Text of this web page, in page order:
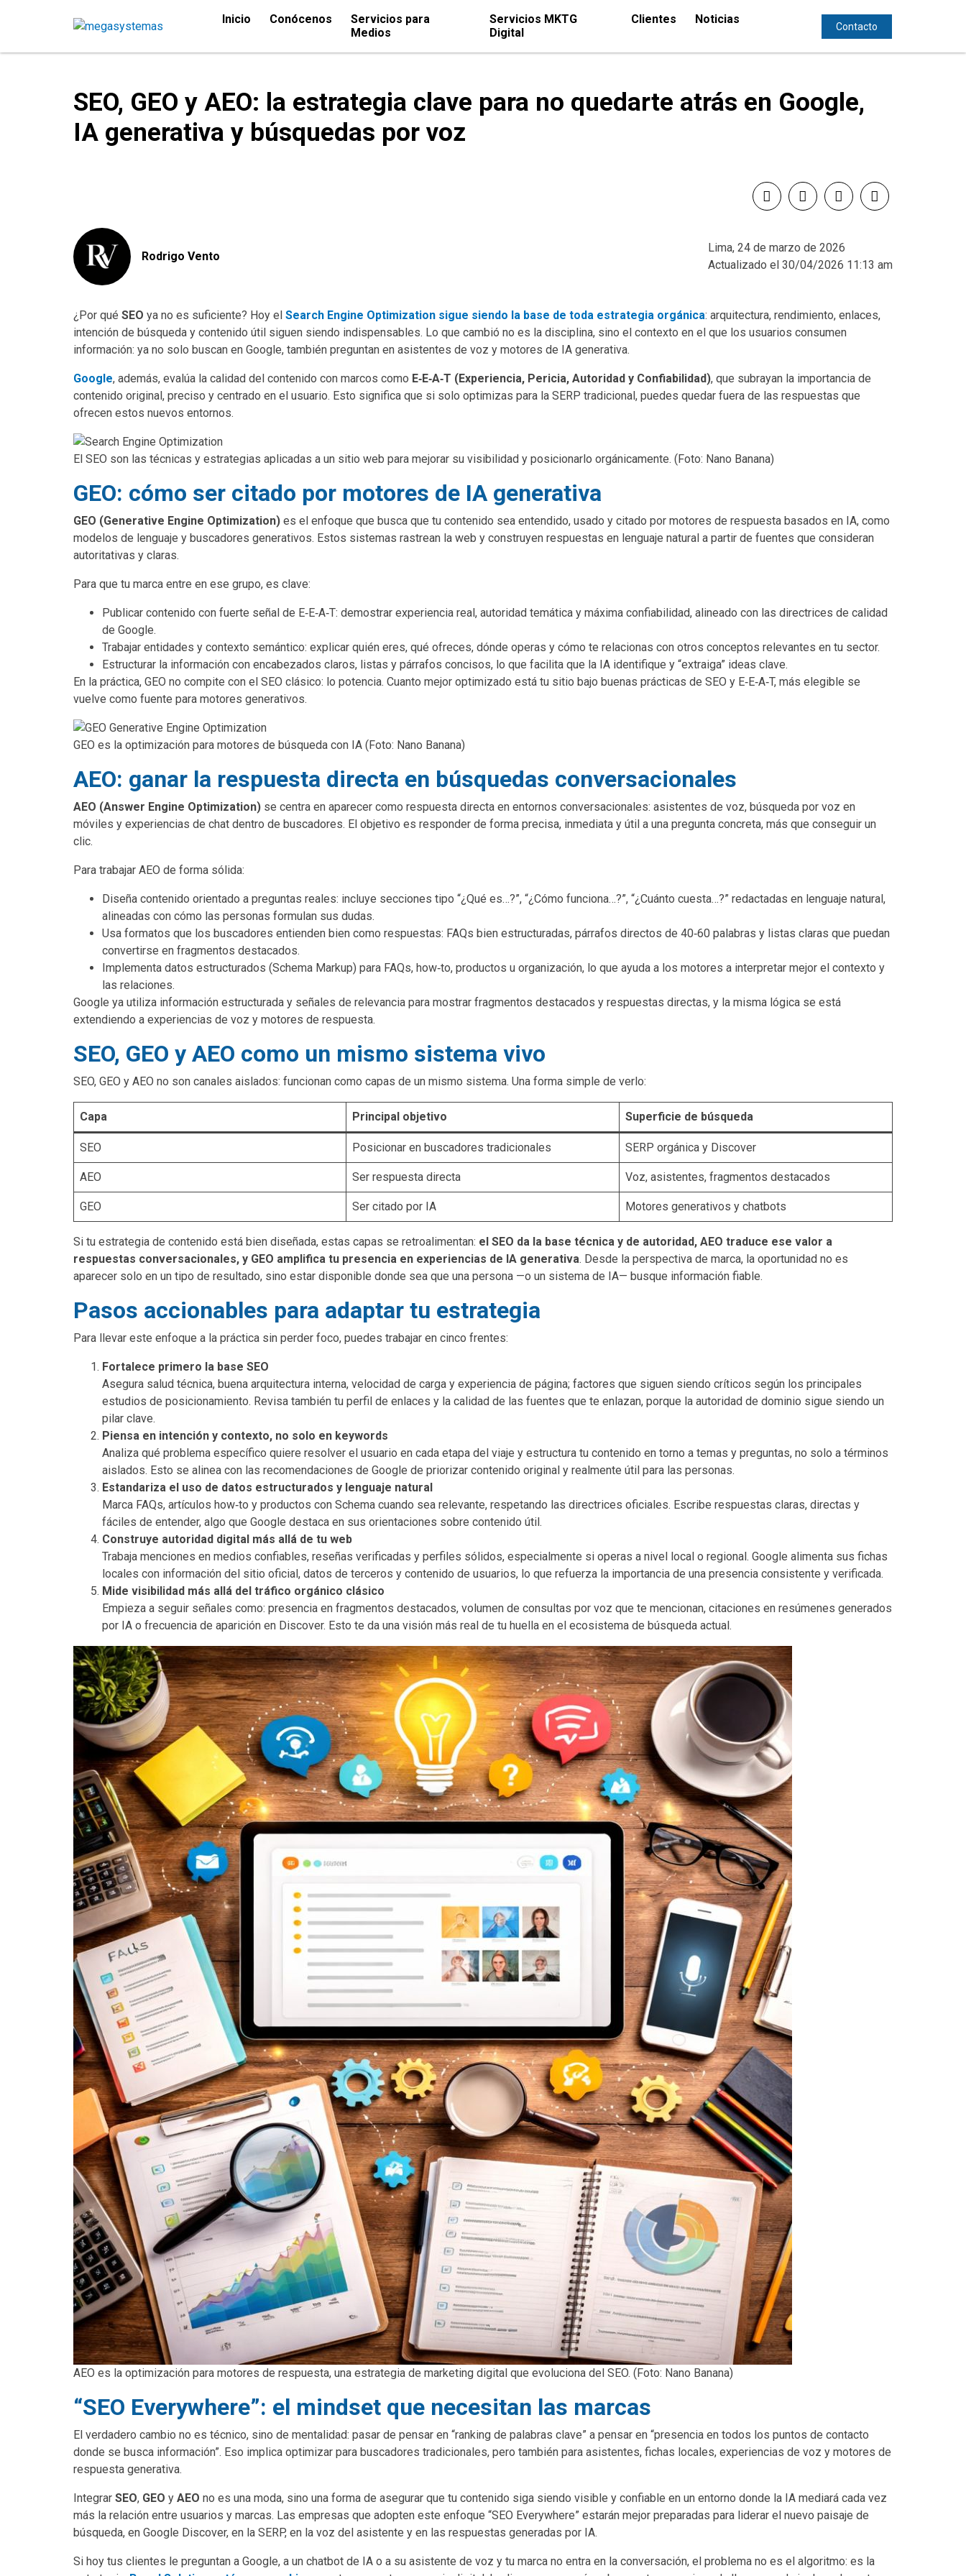
Inicio Conócenos
Servicios para
Medios
Servicios MKTG
Digital
Clientes Noticias
Contacto
SEO, GEO y AEO: la estrategia clave para no quedarte atrás en Google,
IA generativa y búsquedas por voz
Rodrigo Vento
Lima, 24 de marzo de 2026
Actualizado el 30/04/2026 11:13 am
¿Por qué SEO ya no es suficiente? Hoy el Search Engine Optimization sigue siendo la base de toda estrategia orgánica: arquitectura, rendimiento, enlaces,
intención de búsqueda y contenido útil siguen siendo indispensables. Lo que cambió no es la disciplina, sino el contexto en el que los usuarios consumen
información: ya no solo buscan en Google, también preguntan en asistentes de voz y motores de IA generativa.
Google, además, evalúa la calidad del contenido con marcos como E‑E‑A‑T (Experiencia, Pericia, Autoridad y Confiabilidad), que subrayan la importancia de
contenido original, preciso y centrado en el usuario. Esto significa que si solo optimizas para la SERP tradicional, puedes quedar fuera de las respuestas que
ofrecen estos nuevos entornos.
El SEO son las técnicas y estrategias aplicadas a un sitio web para mejorar su visibilidad y posicionarlo orgánicamente. (Foto: Nano Banana)
GEO: cómo ser citado por motores de IA generativa
GEO (Generative Engine Optimization) es el enfoque que busca que tu contenido sea entendido, usado y citado por motores de respuesta basados en IA, como
modelos de lenguaje y buscadores generativos. Estos sistemas rastrean la web y construyen respuestas en lenguaje natural a partir de fuentes que consideran
autoritativas y claras.
Para que tu marca entre en ese grupo, es clave:
Publicar contenido con fuerte señal de E‑E‑A‑T: demostrar experiencia real, autoridad temática y máxima confiabilidad, alineado con las directrices de calidad
de Google.
Trabajar entidades y contexto semántico: explicar quién eres, qué ofreces, dónde operas y cómo te relacionas con otros conceptos relevantes en tu sector.
Estructurar la información con encabezados claros, listas y párrafos concisos, lo que facilita que la IA identifique y “extraiga” ideas clave.
En la práctica, GEO no compite con el SEO clásico: lo potencia. Cuanto mejor optimizado está tu sitio bajo buenas prácticas de SEO y E‑E‑A‑T, más elegible se
vuelve como fuente para motores generativos.
GEO es la optimización para motores de búsqueda con IA (Foto: Nano Banana)
AEO: ganar la respuesta directa en búsquedas conversacionales
AEO (Answer Engine Optimization) se centra en aparecer como respuesta directa en entornos conversacionales: asistentes de voz, búsqueda por voz en
móviles y experiencias de chat dentro de buscadores. El objetivo es responder de forma precisa, inmediata y útil a una pregunta concreta, más que conseguir un
clic.
Para trabajar AEO de forma sólida:
Diseña contenido orientado a preguntas reales: incluye secciones tipo “¿Qué es…?”, “¿Cómo funciona…?”, “¿Cuánto cuesta…?” redactadas en lenguaje natural,
alineadas con cómo las personas formulan sus dudas.
Usa formatos que los buscadores entienden bien como respuestas: FAQs bien estructuradas, párrafos directos de 40‑60 palabras y listas claras que puedan
convertirse en fragmentos destacados.
Implementa datos estructurados (Schema Markup) para FAQs, how‑to, productos u organización, lo que ayuda a los motores a interpretar mejor el contexto y
las relaciones.
Google ya utiliza información estructurada y señales de relevancia para mostrar fragmentos destacados y respuestas directas, y la misma lógica se está
extendiendo a experiencias de voz y motores de respuesta.
SEO, GEO y AEO como un mismo sistema vivo
SEO, GEO y AEO no son canales aislados: funcionan como capas de un mismo sistema. Una forma simple de verlo:
Capa Principal objetivo Superficie de búsqueda
SEO Posicionar en buscadores tradicionales SERP orgánica y Discover
AEO Ser respuesta directa Voz, asistentes, fragmentos destacados
GEO Ser citado por IA Motores generativos y chatbots
Si tu estrategia de contenido está bien diseñada, estas capas se retroalimentan: el SEO da la base técnica y de autoridad, AEO traduce ese valor a
respuestas conversacionales, y GEO amplifica tu presencia en experiencias de IA generativa. Desde la perspectiva de marca, la oportunidad no es
aparecer solo en un tipo de resultado, sino estar disponible donde sea que una persona —o un sistema de IA— busque información fiable.
Pasos accionables para adaptar tu estrategia
Para llevar este enfoque a la práctica sin perder foco, puedes trabajar en cinco frentes:
Fortalece primero la base SEO
Asegura salud técnica, buena arquitectura interna, velocidad de carga y experiencia de página; factores que siguen siendo críticos según los principales
estudios de posicionamiento. Revisa también tu perfil de enlaces y la calidad de las fuentes que te enlazan, porque la autoridad de dominio sigue siendo un
pilar clave.
Piensa en intención y contexto, no solo en keywords
Analiza qué problema específico quiere resolver el usuario en cada etapa del viaje y estructura tu contenido en torno a temas y preguntas, no solo a términos
aislados. Esto se alinea con las recomendaciones de Google de priorizar contenido original y realmente útil para las personas.
Estandariza el uso de datos estructurados y lenguaje natural
Marca FAQs, artículos how‑to y productos con Schema cuando sea relevante, respetando las directrices oficiales. Escribe respuestas claras, directas y
fáciles de entender, algo que Google destaca en sus orientaciones sobre contenido útil.
Construye autoridad digital más allá de tu web
Trabaja menciones en medios confiables, reseñas verificadas y perfiles sólidos, especialmente si operas a nivel local o regional. Google alimenta sus fichas
locales con información del sitio oficial, datos de terceros y contenido de usuarios, lo que refuerza la importancia de una presencia consistente y verificada.
Mide visibilidad más allá del tráfico orgánico clásico
Empieza a seguir señales como: presencia en fragmentos destacados, volumen de consultas por voz que te mencionan, citaciones en resúmenes generados
por IA o frecuencia de aparición en Discover. Esto te da una visión más real de tu huella en el ecosistema de búsqueda actual.
AEO es la optimización para motores de respuesta, una estrategia de marketing digital que evoluciona del SEO. (Foto: Nano Banana)
“SEO Everywhere”: el mindset que necesitan las marcas
El verdadero cambio no es técnico, sino de mentalidad: pasar de pensar en “ranking de palabras clave” a pensar en “presencia en todos los puntos de contacto
donde se busca información”. Eso implica optimizar para buscadores tradicionales, pero también para asistentes, fichas locales, experiencias de voz y motores de
respuesta generativa.
Integrar SEO, GEO y AEO no es una moda, sino una forma de asegurar que tu contenido siga siendo visible y confiable en un entorno donde la IA mediará cada vez
más la relación entre usuarios y marcas. Las empresas que adopten este enfoque “SEO Everywhere” estarán mejor preparadas para liderar el nuevo paisaje de
búsqueda, en Google Discover, en la SERP, en la voz del asistente y en las respuestas generadas por IA.
Si hoy tus clientes le preguntan a Google, a un chatbot de IA o a su asistente de voz y tu marca no entra en la conversación, el problema no es el algoritmo: es la